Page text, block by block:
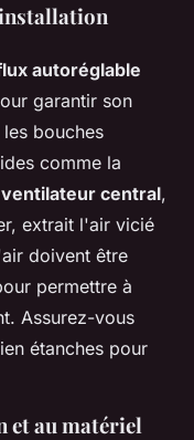
autoréglable
garantir son
bouches
comme la
ventilateur central,
extrait l'air vicié
doivent être
permettre à
Assurez-vous
étanches pour
et au matériel